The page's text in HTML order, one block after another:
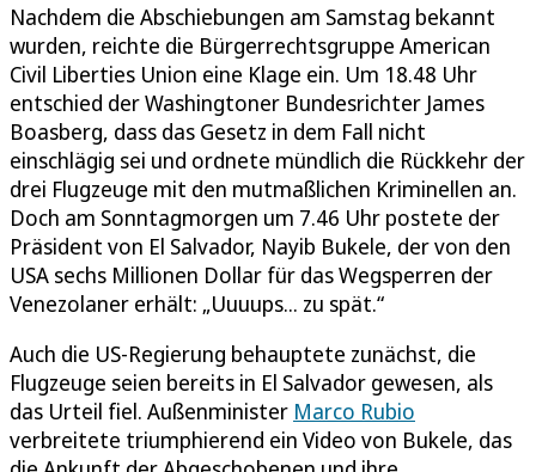
Nachdem die Abschiebungen am Samstag bekannt
wurden, reichte die Bürgerrechtsgruppe American
Civil Liberties Union eine Klage ein. Um 18.48 Uhr
entschied der Washingtoner Bundesrichter James
Boasberg, dass das Gesetz in dem Fall nicht
einschlägig sei und ordnete mündlich die Rückkehr der
drei Flugzeuge mit den mutmaßlichen Kriminellen an.
Doch am Sonntagmorgen um 7.46 Uhr postete der
Präsident von El Salvador, Nayib Bukele, der von den
USA sechs Millionen Dollar für das Wegsperren der
Venezolaner erhält: „Uuuups... zu spät.“
Auch die US-Regierung behauptete zunächst, die
Flugzeuge seien bereits in El Salvador gewesen, als
das Urteil fiel. Außenminister Marco Rubio
verbreitete triumphierend ein Video von Bukele, das